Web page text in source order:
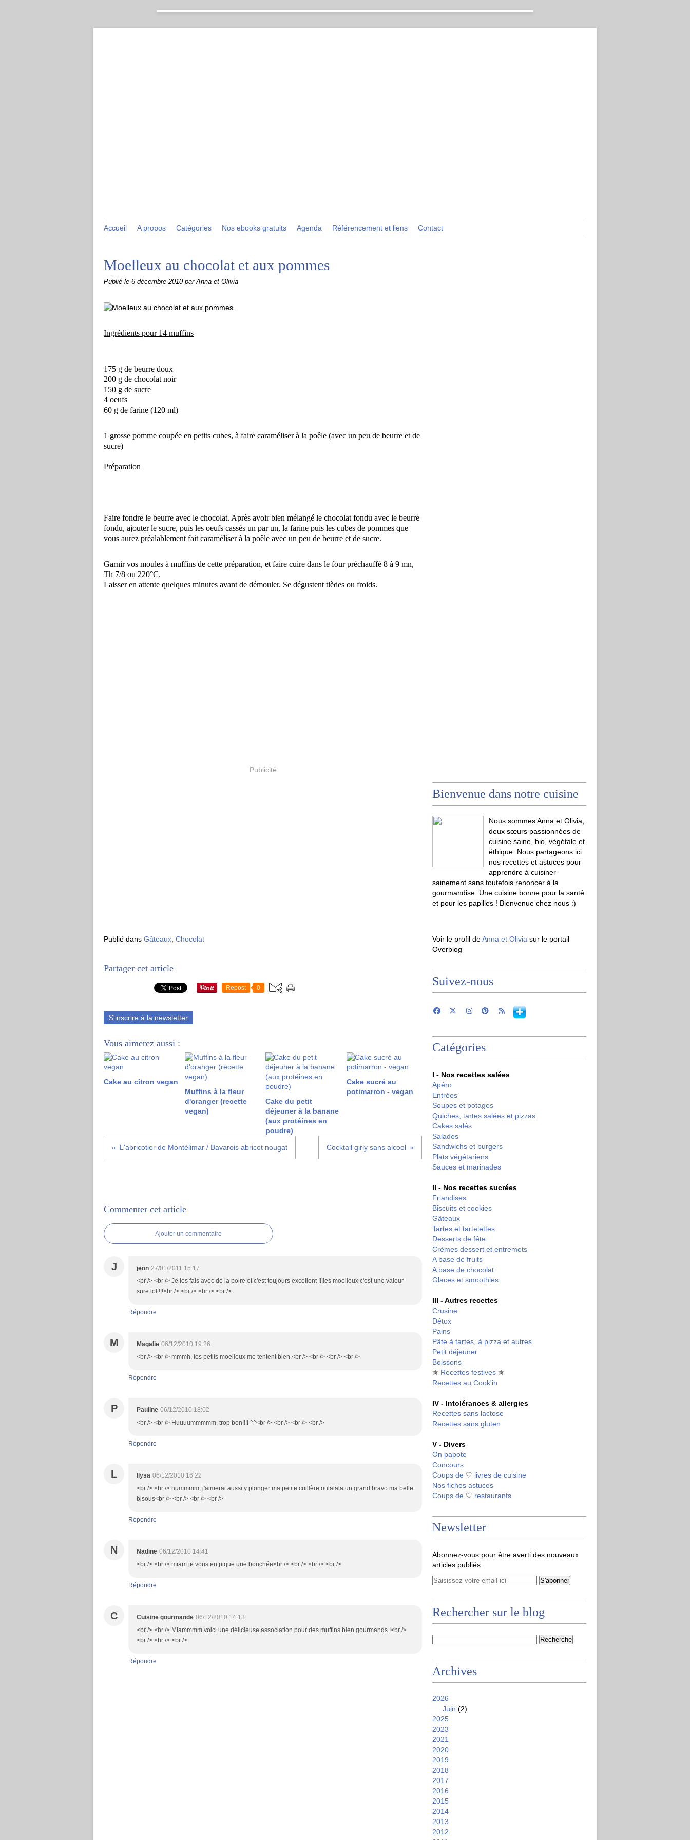
Accueil A propos Catégories Nos ebooks gratuits Agenda Référencement et liens Contact
Moelleux au chocolat et aux pommes
Publié le 6 décembre 2010 par Anna et Olivia
Ingrédients pour 14 muffins
175 g de beurre doux
200 g de chocolat noir
150 g de sucre
4 oeufs
60 g de farine (120 ml)
1 grosse pomme coupée en petits cubes, à faire caraméliser à la poêle (avec un peu de beurre et de
sucre)
Préparation
Faire fondre le beurre avec le chocolat. Après avoir bien mélangé le chocolat fondu avec le beurre
fondu, ajouter le sucre, puis les oeufs cassés un par un, la farine puis les cubes de pommes que
vous aurez préalablement fait caraméliser à la poêle avec un peu de beurre et de sucre.
Garnir vos moules à muffins de cette préparation, et faire cuire dans le four préchauffé 8 à 9 mn,
Th 7/8 ou 220°C.
Laisser en attente quelques minutes avant de démouler. Se dégustent tièdes ou froids.
Publicité
Publié dans Gâteaux Chocolat
Partager cet article
Repost 0
S'inscrire à la newsletter
Vous aimerez aussi :
Cake au citron vegan
Muffins à la fleur
d'oranger (recette
vegan)
Cake du petit
déjeuner à la banane
(aux protéines en
poudre)
Cake sucré au
potimarron - vegan
L'abricotier de Montélimar / Bavarois abricot nougat Cocktail girly sans alcool
Commenter cet article
Ajouter un commentaire
J jenn 27/01/2011 15:17
<br /> <br /> Je les fais avec de la poire et c'est toujours excellent !!!les moelleux c'est une valeur
sure lol !!!<br /> <br /> <br /> <br />
Répondre
M Magalie 06/12/2010 19:26
<br /> <br /> mmmh, tes petits moelleux me tentent bien.<br /> <br /> <br /> <br />
Répondre
P Pauline 06/12/2010 18:02
<br /> <br /> Huuuummmmm, trop bon!!!! ^^<br /> <br /> <br /> <br />
Répondre
L llysa 06/12/2010 16:22
<br /> <br /> hummmm, j'aimerai aussi y plonger ma petite cuillère oulalala un grand bravo ma belle
bisous<br /> <br /> <br /> <br />
Répondre
N Nadine 06/12/2010 14:41
<br /> <br /> miam je vous en pique une bouchée<br /> <br /> <br /> <br />
Répondre
C Cuisine gourmande 06/12/2010 14:13
<br /> <br /> Miammmm voici une délicieuse association pour des muffins bien gourmands !<br />
<br /> <br /> <br />
Répondre
Bienvenue dans notre cuisine
Nous sommes Anna et Olivia,
deux sœurs passionnées de
cuisine saine, bio, végétale et
éthique. Nous partageons ici
nos recettes et astuces pour
apprendre à cuisiner
sainement sans toutefois renoncer à la
gourmandise. Une cuisine bonne pour la santé
et pour les papilles ! Bienvenue chez nous :)
Voir le profil deAnna et Olivia sur le portail
Overblog
Suivez-nous
Catégories
I - Nos recettes salées
Apéro
Entrées
Soupes et potages
Quiches, tartes salées et pizzas
Cakes salés
Salades
Sandwichs et burgers
Plats végétariens
Sauces et marinades
II - Nos recettes sucrées
Friandises
Biscuits et cookies
Gâteaux
Tartes et tartelettes
Desserts de fête
Crèmes dessert et entremets
A base de fruits
A base de chocolat
Glaces et smoothies
III - Autres recettes
Crusine
Détox
Pains
Pâte à tartes, à pizza et autres
Petit déjeuner
Boissons
✮ Recettes festives ✮
Recettes au Cook'in
IV - Intolérances & allergies
Recettes sans lactose
Recettes sans gluten
V - Divers
On papote
Concours
Coups de ♡ livres de cuisine
Nos fiches astuces
Coups de ♡ restaurants
Newsletter
Abonnez-vous pour être averti des nouveaux
articles publiés.
Rechercher sur le blog
Archives
2026
Juin (2)
2025
2023
2021
2020
2019
2018
2017
2016
2015
2014
2013
2012